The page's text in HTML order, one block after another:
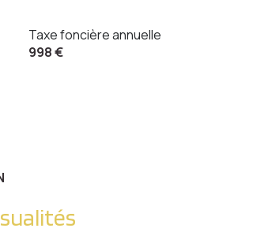
Taxe foncière annuelle
998 €